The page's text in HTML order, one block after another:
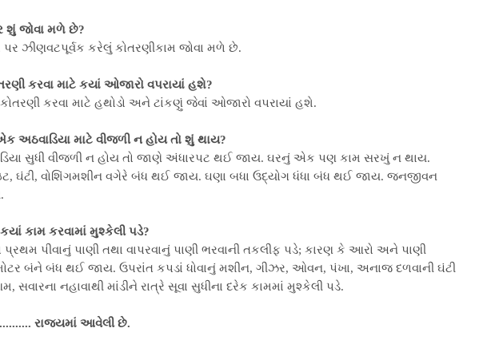
શું જોવા મળે છે?
પર ઝીણવટપૂર્વક કરેલું કોતરણીકામ જોવા મળે છે.
કરવા માટે કયાં ઓજારો વપરાયાં હશે?
કોતરણી કરવા માટે હથોડો અને ટાંકણું જેવાં ઓજારો વપરાયાં હશે.
અઠવાડિયા માટે વીજળી ન હોય તો શું થાય?
સુધી વીજળી ન હોય તો જાણે અંધારપટ થઈ જાય. ઘરનું એક પણ કામ સરખું ન થાય.
ઘંટી, વોશિંગમશીન વગેરે બંધ થઈ જાય. ઘણા બધા ઉદ્યોગ ધંધા બંધ થઈ જાય. જનજીવન
કામ કરવામાં મુશ્કેલી પડે?
પ્રથમ પીવાનું પાણી તથા વાપરવાનું પાણી ભરવાની તકલીફ પડે; કારણ કે આરો અને પાણી
મોટર બંને બંધ થઈ જાય. ઉપરાંત કપડાં ધોવાનું મશીન, ગીઝર, ઓવન, પંખા, અનાજ દળવાની ઘંટી
નહાવાથી માંડીને રાત્રે સૂવા સુધીના દરેક કામમાં મુશ્કેલી પડે.
રાજ્યમાં આવેલી છે.